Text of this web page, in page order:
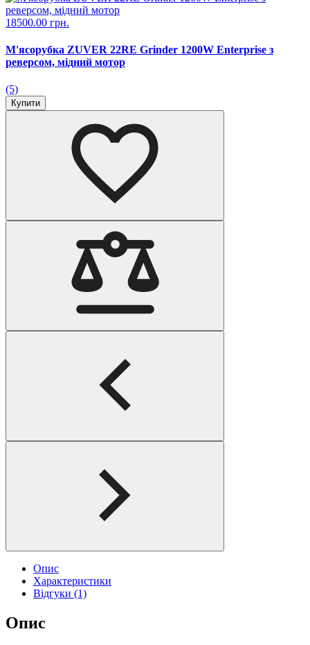
18500.00 грн.
М'ясорубка ZUVER 22RE Grinder 1200W Enterprise з
реверсом, мідний мотор
(5)
Купити
Опис
Характеристики
Відгуки (1)
Опис